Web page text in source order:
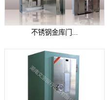
不锈钢金库门...